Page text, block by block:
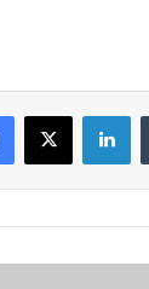
Facebook
X